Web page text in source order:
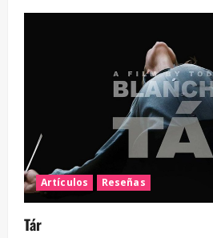
Artículos Reseñas
Tár